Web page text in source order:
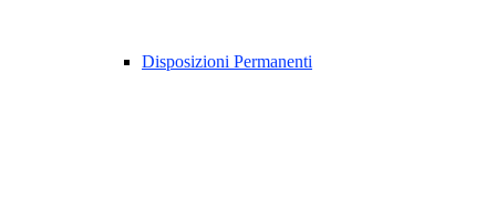
Disposizioni Permanenti